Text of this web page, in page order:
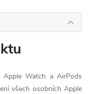
Apple Watch a AirPods
všech osobních Apple